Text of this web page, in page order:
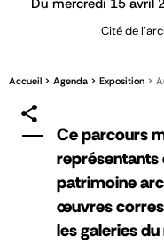
Du mercredi 15 avril
Cité de
Accueil Agenda Exposition
Ce parcours
représentants
patrimoine
œuvres
les galeries